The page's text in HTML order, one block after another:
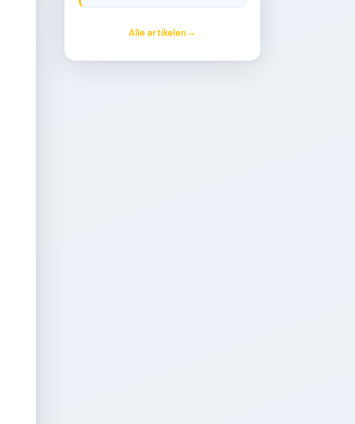
Alle artikelen